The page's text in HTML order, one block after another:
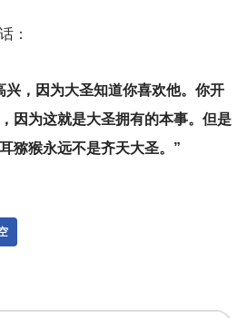
：
兴，因为大圣知道你喜欢他。你开
因为这就是大圣拥有的本事。但是
猕猴永远不是齐天大圣。”